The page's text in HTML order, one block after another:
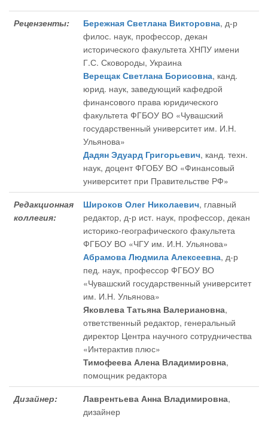
Рецензенты: Бережная Светлана Викторовна, д-р
филос. наук, профессор, декан
исторического факультета ХНПУ имени
Г.С. Сковороды, Украина
Верещак Светлана Борисовна, канд.
юрид. наук, заведующий кафедрой
финансового права юридического
факультета ФГБОУ ВО «Чувашский
государственный университет им. И.Н.
Ульянова»
Дадян Эдуард Григорьевич, канд. техн.
наук, доцент ФГОБУ ВО «Финансовый
университет при Правительстве РФ»
Редакционная
коллегия:
Широков Олег Николаевич, главный
редактор, д-р ист. наук, профессор, декан
историко-географического факультета
ФГБОУ ВО «ЧГУ им. И.Н. Ульянова»
Абрамова Людмила Алексеевна, д-р
пед. наук, профессор ФГБОУ ВО
«Чувашский государственный университет
им. И.Н. Ульянова»
Яковлева Татьяна Валериановна,
ответственный редактор, генеральный
директор Центра научного сотрудничества
«Интерактив плюс»
Тимофеева Алена Владимировна,
помощник редактора
Дизайнер:
Лаврентьева Анна Владимировна,
дизайнер